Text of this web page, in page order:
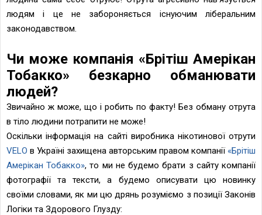
людям і це не забороняється існуючим ліберальним
законодавством.
Чи може компанія «Брітіш Амерікан
Тобакко» безкарно обманювати
людей?
Звичайно ж може, що і робить по факту! Без обману отрута
в тіло людини потрапити не може!
Оскільки інформація на сайті виробника нікотинової отрути
VELO в Україні захищена авторським правом компанії «Брітіш
Амерікан Тобакко», то ми не будемо брати з сайту компанії
фотографії та тексти, а будемо описувати цю новинку
своїми словами, як ми цю дрянь розуміємо з позиції Законів
Логіки та Здорового Глузду: